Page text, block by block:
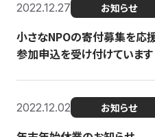
2022.12.27 お知らせ
小さなNPOの寄付募集を応
参加申込を受け付けています
2022.12.02 お知らせ